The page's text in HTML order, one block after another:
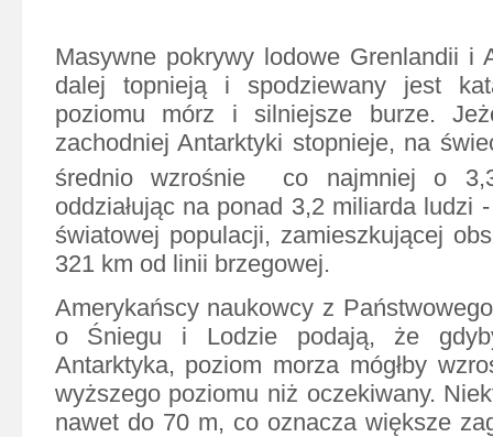
Masywne pokrywy lodowe Grenlandii i
dalej topnieją i spodziewany jest
poziomu mórz i silniejsze burze.
zachodniej Antarktyki stopnieje, na
średniowzrośnie co najmniej o
oddziałując na ponad 3,2 miliarda ludzi
światowej populacji, zamieszkującej
321 km od linii brzegowej.
Amerykańscy naukowcy z
o Śniegu i Lodzie podają, że
Antarktyka, poziom morza mógłby
wyższego poziomu niż oczekiwany.
nawet do 70 m, co oznacza większe